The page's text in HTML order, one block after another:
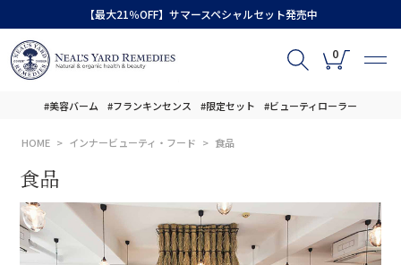
【最大21％OFF】サマースペシャルセット発売中
0
#美容バーム #フランキンセンス #限定セット #ビューティローラー
HOME インナービューティ・フード 食品
食品